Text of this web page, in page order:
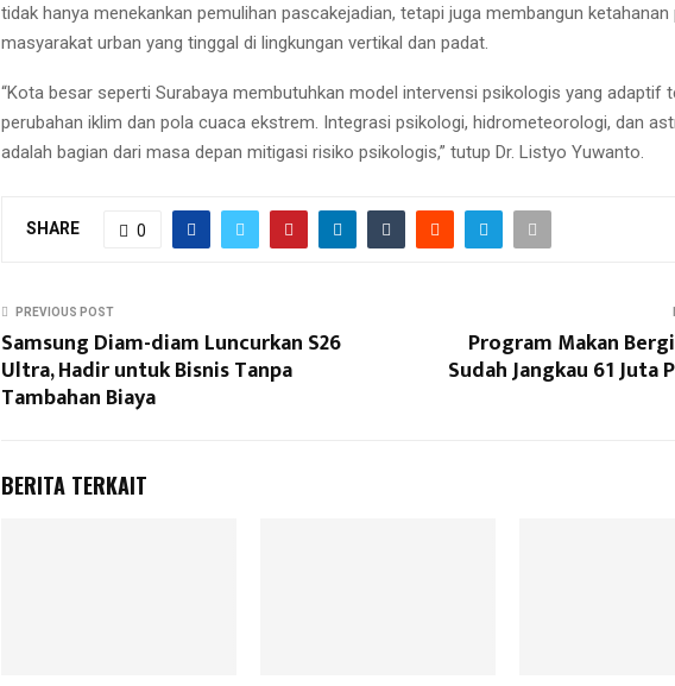
tidak hanya menekankan pemulihan pascakejadian, tetapi juga membangun
masyarakat urban yang tinggal di lingkungan vertikal dan padat.
“Kota besar seperti Surabaya membutuhkan model intervensi psikologis yang adaptif
perubahan iklim dan pola cuaca ekstrem. Integrasi psikologi, hidrometeorologi, dan
adalah bagian dari masa depan mitigasi risiko psikologis,” tutup Dr. Listyo Yuwanto.
SHARE 0
PREVIOUS POST
Samsung Diam-diam Luncurkan S26
Ultra, Hadir untuk Bisnis Tanpa
Tambahan Biaya
Program Makan
Sudah Jangkau 61 Juta
BERITA TERKAIT